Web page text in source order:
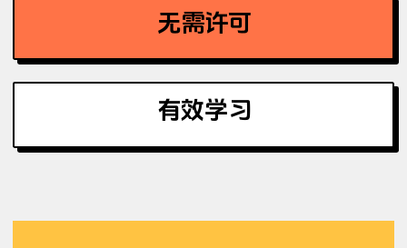
无需许可
有效学习